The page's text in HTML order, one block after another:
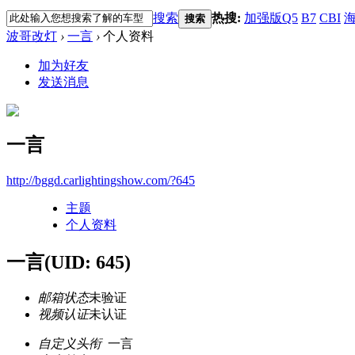
搜索 搜索 热搜: 加强版Q5 B7 CBI
波哥改灯 › 一言 › 个人资料
加为好友
发送消息
一言
http://bggd.carlightingshow.com/?645
主题
个人资料
一言(UID: 645)
邮箱状态未验证
视频认证未认证
自定义头衔 一言